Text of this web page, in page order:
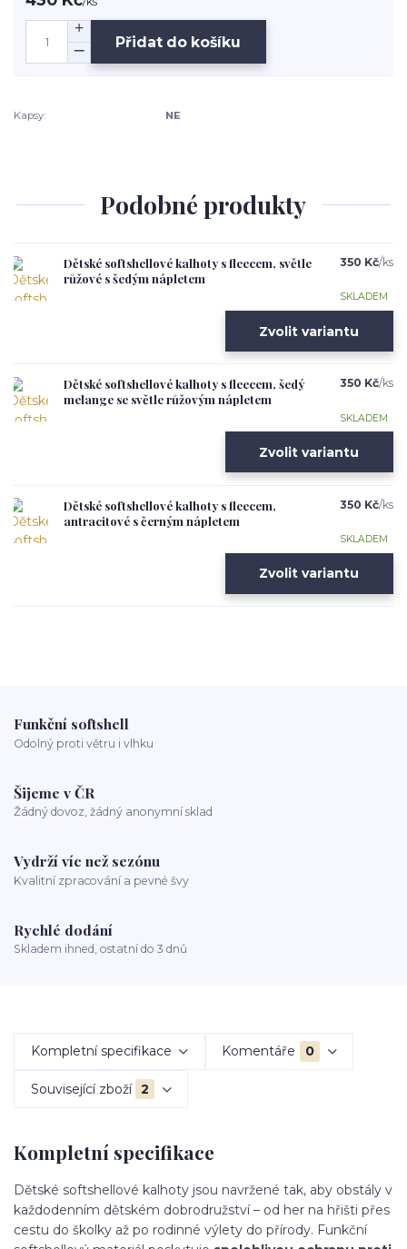
Přidat do košíku
Kapsy: NE
Podobné produkty
Dětské softshellové kalhoty s fleecem, světle
růžové s šedým nápletem
350 Kč/ks
SKLADEM
Zvolit variantu
Dětské softshellové kalhoty s fleecem, šedý
melange se světle růžovým nápletem
350 Kč/ks
SKLADEM
Zvolit variantu
Dětské softshellové kalhoty s fleecem,
antracitové s černým nápletem
350 Kč/ks
SKLADEM
Zvolit variantu
Funkční softshell
Odolný proti větru i vlhku
Šijeme v ČR
Žádný dovoz, žádný anonymní sklad
Vydrží víc než sezónu
Kvalitní zpracování a pevné švy
Rychlé dodání
Skladem ihned, ostatní do 3 dnů
Kompletní specifikace Komentáře 0
Související zboží 2
Kompletní specifikace
Dětské softshellové kalhoty jsou navržené tak, aby obstály v
každodenním dětském dobrodružství – od her na hřišti přes
cestu do školky až po rodinné výlety do přírody. Funkční